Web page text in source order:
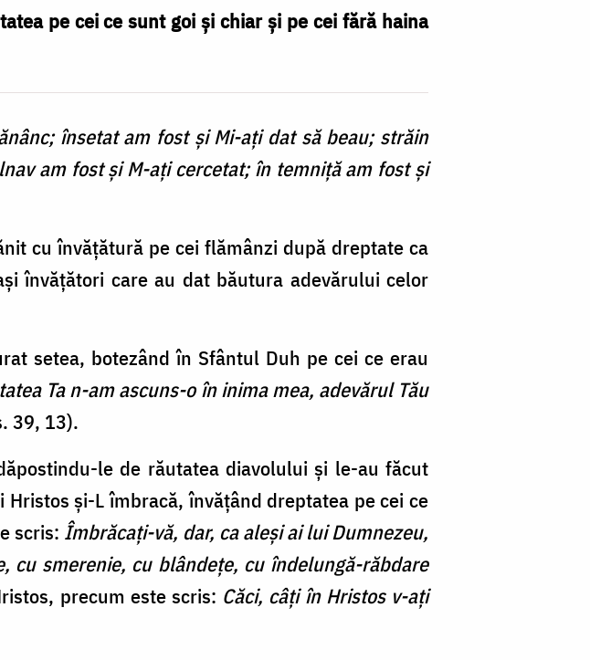
pe cei ce sunt goi și chiar și pe cei fără haina
însetat am fost şi Mi-aţi dat să beau; străin
am fost şi M-aţi cercetat; în temniţă am fost şi
cu învățătură pe cei flămânzi după dreptate ca
învățători care au dat băutura adevărului celor
setea, botezând în Sfântul Duh pe cei ce erau
Ta n-am ascuns-o în inima mea, adevărul Tău
39, 13).
le de răutatea diavolului și le-au făcut
și-L îmbracă, învățând dreptatea pe cei ce
scris: Îmbrăcaţi-vă, dar, ca aleşi ai lui Dumnezeu,
smerenie, cu blândeţe, cu îndelungă-răbdare
precum este scris: Căci, câţi în Hristos v-aţi